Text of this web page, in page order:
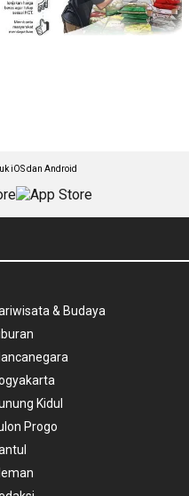
iOS dan Android
& Budaya
Kidul
Progo